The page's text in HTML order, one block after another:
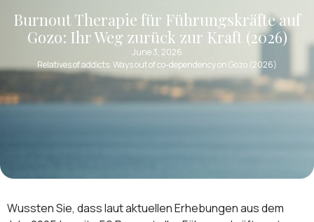
Burnout Therapie für Führungskräfte auf
Gozo: Ihr Weg zurück zur Kraft (2026)
June 3, 2026
Relatives of addicts: Ways out of co-dependency on Gozo (2026)
Wussten Sie, dass laut aktuellen Erhebungen aus dem